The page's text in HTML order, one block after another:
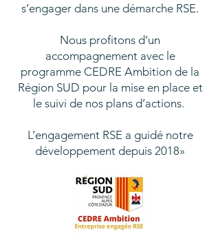
s’engager dans une démarche RSE.
Nous profitons d’un
accompagnement avec le
programme CEDRE Ambition de la
Région SUD pour la mise en place et
le suivi de nos plans d’actions.
L’engagement RSE a guidé notre
développement depuis 2018»